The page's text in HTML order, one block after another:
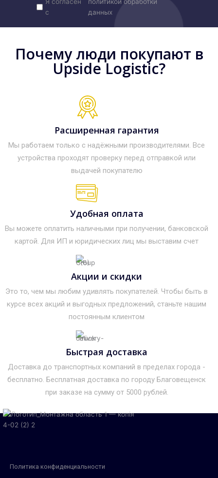
с
данных
Почему люди покупают в
Upside Logistic?
Расширенная гарантия
Мы работаем только с надёжными производителями. Все
устройства проходят проверку перед отправкой или
выдачей покупателю
Удобная оплата
Вы можете оплатить наличными при получении, банковской
картой. Для ИП и юридических лиц мы выставим счет
Акции и скидки
Это то, чем мы любим удивлять покупателей. Чтобы быть в
курсе всех акций и выгодных предложений, станьте нашим
постоянным клиентом
Быстрая доставка
Доставка до транспортных компаний в пределах города -
бесплатно. Бесплатная доставка по городу Благовещенск
при заказе на сумму от 5000 рублей.
Политика конфиденциальности